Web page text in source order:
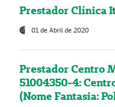
Prestador Clínica
01 de Abril de 2020
Prestador Centro
51004350-4:
(Nome Fantasia: